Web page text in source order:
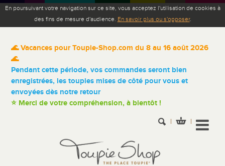
En poursuivant votre navigation sur ce site, vous acceptez l'utilisation de cookies à
des fins de mesure d'audience. En savoir plus ou s'opposer.
🌊 Vacances pour Toupie-Shop.com du 8 au 16 août 2026
🌊
Pendant cette période, vos commandes seront bien
enregistrées, les toupies mises de côté pour vous et
envoyées dès notre retour
⭐ Merci de votre compréhension, à bientôt !